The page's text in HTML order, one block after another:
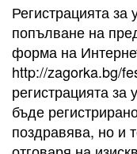
Регистрацията за
попълване на
форма на
http://zagorka.bg/
регистрацията
бъде
поздравява, но и